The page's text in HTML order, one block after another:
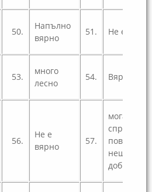
50.
Напълно
вярно
51. Не е вярно
53.
много
лесно
54. Вярно
56.
Не е
вярно
57.
мога да се
справя с
повечето
неща
добре.